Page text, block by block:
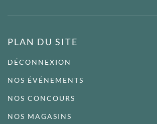
PLAN DU SITE
DÉCONNEXION
NOS ÉVÉNEMENTS
NOS CONCOURS
NOS MAGASINS